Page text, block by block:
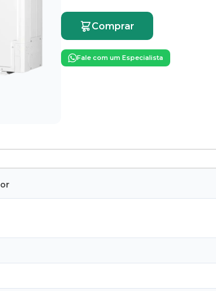
Comprar
Fale com um Especialista